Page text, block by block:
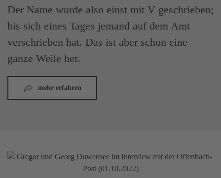
Der Name wurde also einst mit V geschrieben;
bis sich eines Tages jemand auf dem Amt
verschrieben hat. Das ist aber schon eine
ganze Weile her.
mehr erfahren